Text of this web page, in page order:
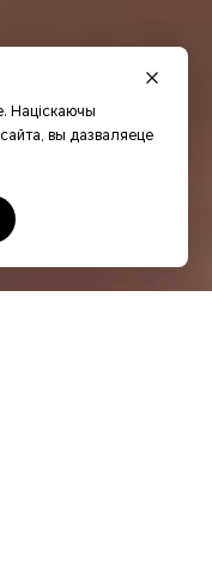
Націскаючы
вы дазваляеце